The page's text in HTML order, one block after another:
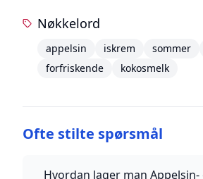
Nøkkelord
appelsin iskrem sommer
forfriskende
kokosmelk
Ofte stilte spørsmål
Hvordan lager man Appelsin-